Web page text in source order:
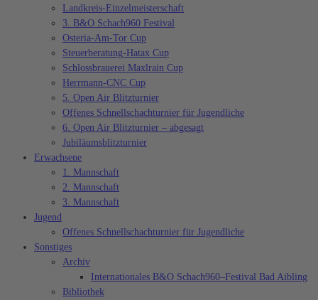
Landkreis-Einzelmeisterschaft
3. B&O Schach960 Festival
Osteria-Am-Tor Cup
Steuerberatung-Hatax Cup
Schlossbrauerei Maxlrain Cup
Herrmann-CNC Cup
5. Open Air Blitzturnier
Offenes Schnellschachturnier für Jugendliche
6. Open Air Blitzturnier – abgesagt
Jubiläumsblitzturnier
Erwachsene
1. Mannschaft
2. Mannschaft
3. Mannschaft
Jugend
Offenes Schnellschachturnier für Jugendliche
Sonstiges
Archiv
Internationales B&O Schach960–Festival Bad Aibling
Bibliothek